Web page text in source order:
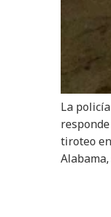
La
tiroteo